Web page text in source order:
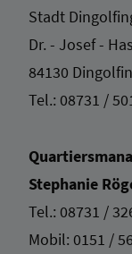
Stadt
Dr. - Josef -
84130
Tel.: 08731 /
Stephanie
Tel.: 08731 /
Mobil: 0151 /